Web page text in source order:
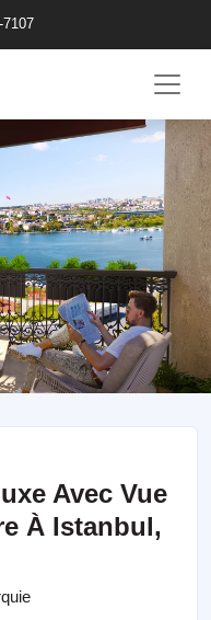
Avec Vue
À Istanbul,